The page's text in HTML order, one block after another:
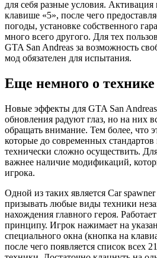
для себя разные условия. Активация
клавише «5», после чего
погоды, установке собственного
много всего другого. Для тех
GTA San Andreas за возможность
мод обязателен для испытания.
Еще немного о технике
Новые эффекты для GTA San
обновления радуют глаз, но на них
обращать внимание. Тем более, что
которые до современных
технически сложно осуществить.
важнее наличие модификаций,
игрока.
Одной из таких является Car
призывать любые виды техники
нахождения главного героя.
принципу. Игрок нажимает на
специального окна (кнопка на
после чего появляется список всех